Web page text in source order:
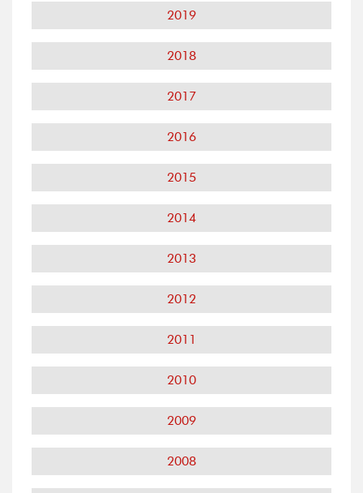
2019
2018
2017
2016
2015
2014
2013
2012
2011
2010
2009
2008